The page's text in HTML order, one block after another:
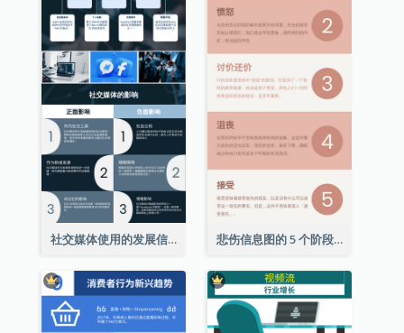
社交媒体使用的发展信息图表 悲伤信息图的 5 个阶段（附解释）